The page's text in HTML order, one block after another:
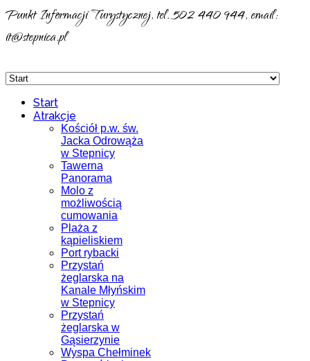
Punkt Informacji Turystycznej, tel. 502 440 944, email:
it@stepnica.pl
Start
Atrakcje
Kościół p.w. św.
Jacka Odrowąża
w Stepnicy
Tawerna
Panorama
Molo z
możliwością
cumowania
Plaża z
kąpieliskiem
Port rybacki
Przystań
żeglarska na
Kanale Młyńskim
w Stepnicy
Przystań
żeglarska w
Gąsierzynie
Wyspa Chełminek